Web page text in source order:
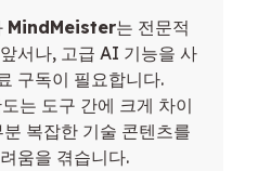
MindMeister는 전문적
서나, 고급 AI 기능을 사
구독이 필요합니다.
는 도구 간에 크게 차이
복잡한 기술 콘텐츠를
움을 겪습니다.